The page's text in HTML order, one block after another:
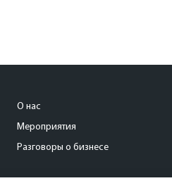
О нас
Мероприятия
Разговоры о бизнесе